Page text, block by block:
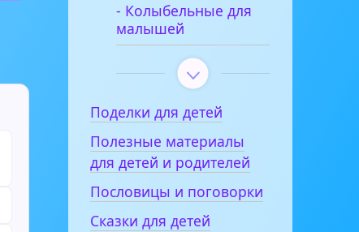
- Колыбельные для
малышей
Поделки для детей
Полезные материалы
для детей и родителей
Пословицы и поговорки
Сказки для детей